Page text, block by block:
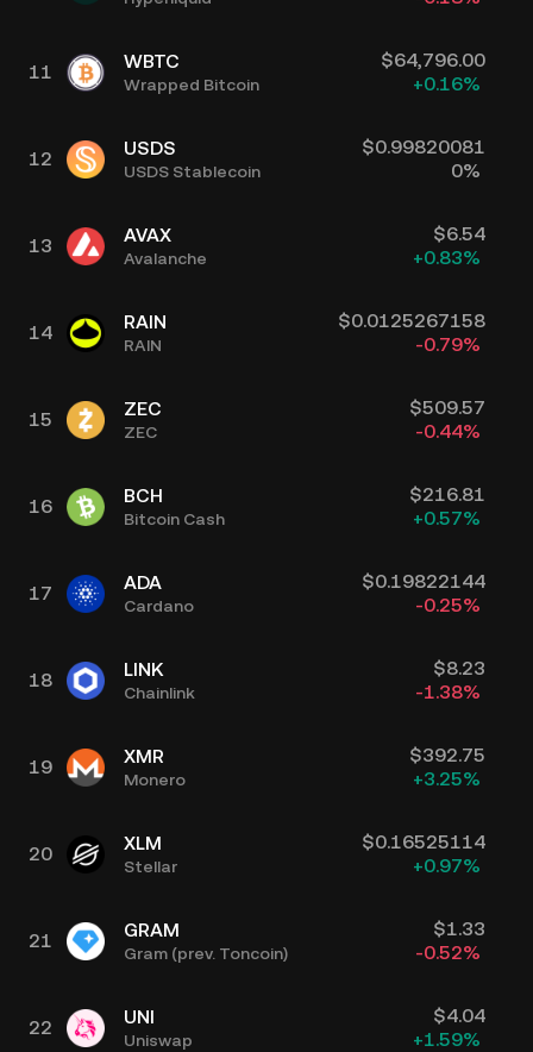
11 WBTC
Wrapped Bitcoin
$64,796.00
+0.16%
12 USDS
USDS Stablecoin
$0.99820081
0%
13 AVAX
Avalanche
$6.54
+0.83%
14 RAIN
RAIN
$0.0125267158
-0.79%
15 ZEC
ZEC
$509.57
-0.44%
16 BCH
Bitcoin Cash
$216.81
+0.57%
17 ADA
Cardano
$0.19822144
-0.25%
18 LINK
Chainlink
$8.23
-1.38%
19 XMR
Monero
$392.75
+3.25%
20 XLM
Stellar
$0.16525114
+0.97%
21 GRAM
Gram (prev. Toncoin)
$1.33
-0.52%
22 UNI
Uniswap
$4.04
+1.59%